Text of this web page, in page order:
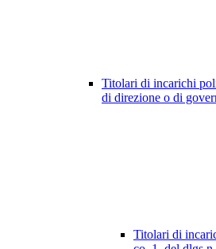
Titolari di incarichi
di direzione o di
Titolari di